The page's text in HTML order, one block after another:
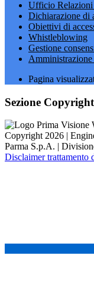
Ufficio
Dichiarazione di
Obiettivi di
Whistleblowing
Gestione
Amministrazione
Pagina
Sezione Copyright
Copyright 2026 |
Parma S.p.A. |
Disclaimer trattamento